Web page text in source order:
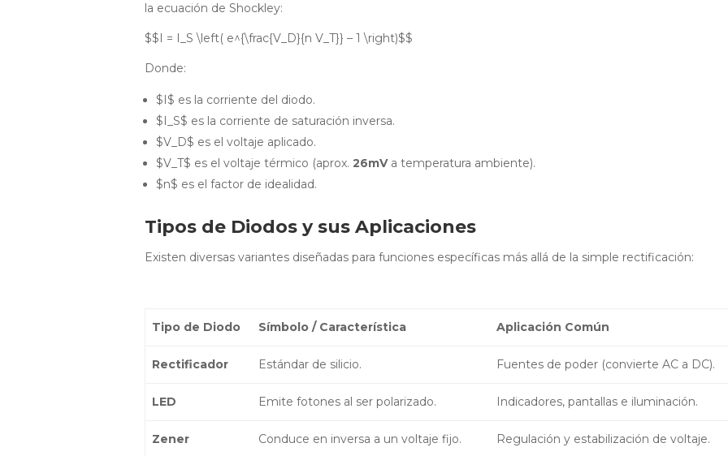
la ecuación de Shockley:
$$I = I_S \left( e^{\frac{V_D}{n V_T}} – 1 \right)$$
Donde:
$I$ es la corriente del diodo.
$I_S$ es la corriente de saturación inversa.
$V_D$ es el voltaje aplicado.
$V_T$ es el voltaje térmico (aprox. 26mVa temperatura ambiente).
$n$ es el factor de idealidad.
Tipos de Diodos y sus Aplicaciones
Existen diversas variantes diseñadas para funciones específicas más allá de la simple rectificación:
Tipo de Diodo Símbolo / Característica Aplicación Común
Rectificador Estándar de silicio. Fuentes de poder (convierte AC a DC).
LED Emite fotones al ser polarizado. Indicadores, pantallas e iluminación.
Zener Conduce en inversa a un voltaje fijo. Regulación y estabilización de voltaje.